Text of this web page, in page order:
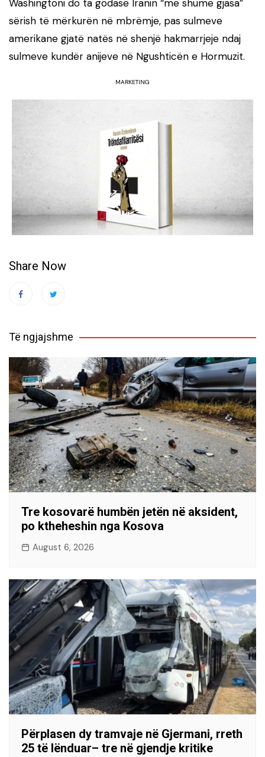
Washingtoni do ta godasë Iranin “me shumë gjasa”
sërish të mërkurën në mbrëmje, pas sulmeve
amerikane gjatë natës në shenjë hakmarrjeje ndaj
sulmeve kundër anijeve në Ngushticën e Hormuzit.
MARKETING
Share Now
Të ngjajshme
Tre kosovarë humbën jetën në aksident,
po ktheheshin nga Kosova
August 6, 2026
Përplasen dy tramvaje në Gjermani, rreth
25 të lënduar– tre në gjendje kritike